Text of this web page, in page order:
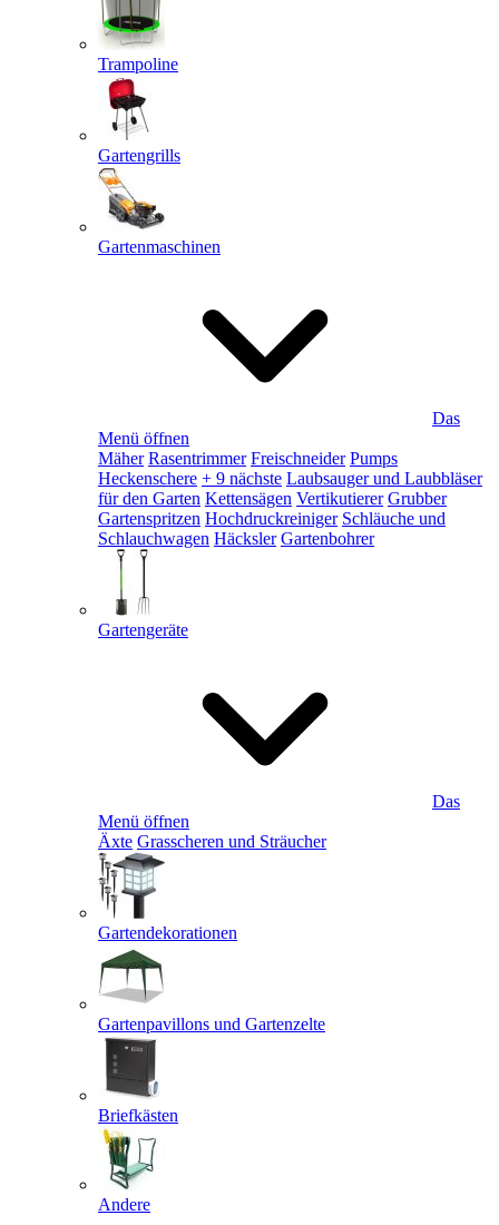
Trampoline
Gartengrills
Gartenmaschinen
Das
Menü öffnen
Mäher Rasentrimmer Freischneider Pumps
Heckenschere + 9 nächste Laubsauger und Laubbläser
für den Garten Kettensägen Vertikutierer Grubber
Gartenspritzen Hochdruckreiniger Schläuche und
Schlauchwagen Häcksler Gartenbohrer
Gartengeräte
Das
Menü öffnen
Äxte Grasscheren und Sträucher
Gartendekorationen
Gartenpavillons und Gartenzelte
Briefkästen
Andere